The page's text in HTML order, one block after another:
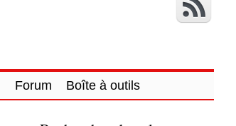
Forum Boîte à outils